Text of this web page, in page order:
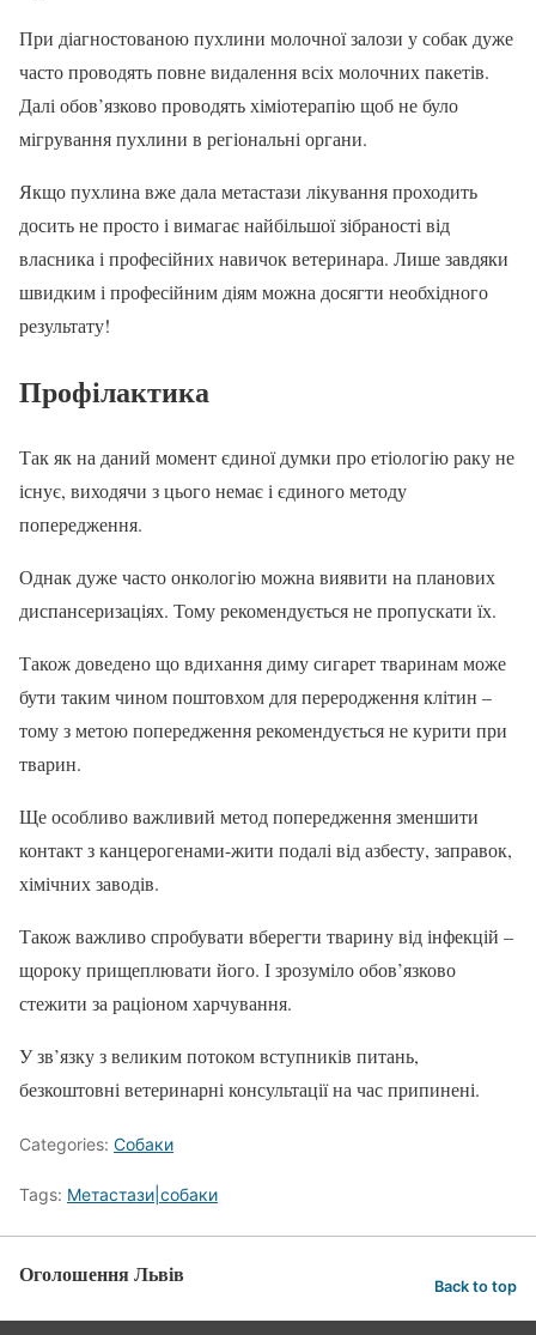
При діагностованою пухлини молочної залози у собак дуже
часто проводять повне видалення всіх молочних пакетів.
Далі обов’язково проводять хіміотерапію щоб не було
мігрування пухлини в регіональні органи.
Якщо пухлина вже дала метастази лікування проходить
досить не просто і вимагає найбільшої зібраності від
власника і професійних навичок ветеринара. Лише завдяки
швидким і професійним діям можна досягти необхідного
результату!
Профілактика
Так як на даний момент єдиної думки про етіологію раку не
існує, виходячи з цього немає і єдиного методу
попередження.
Однак дуже часто онкологію можна виявити на планових
диспансеризаціях. Тому рекомендується не пропускати їх.
Також доведено що вдихання диму сигарет тваринам може
бути таким чином поштовхом для переродження клітин –
тому з метою попередження рекомендується не курити при
тварин.
Ще особливо важливий метод попередження зменшити
контакт з канцерогенами-жити подалі від азбесту, заправок,
хімічних заводів.
Також важливо спробувати вберегти тварину від інфекцій –
щороку прищеплювати його. І зрозуміло обов’язково
стежити за раціоном харчування.
У зв’язку з великим потоком вступників питань,
безкоштовні ветеринарні консультації на час припинені.
Categories: Собаки
Tags: Метастази|собаки
Оголошення Львів Back to top